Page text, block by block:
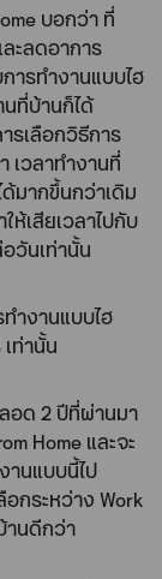
บอกว่า ที่
ะลดอาการ
ารทำงานแบบไฮ
ที่บ้านก็ได้
รเลือกวิธีการ
เวลาทำงานที่
มากขึ้นกว่าเดิม
ห้เสียเวลาไปกับ
วันเท่านั้น
ำงานแบบไฮ
ท่านั้น
อด 2 ปีที่ผ่านมา
Home และจะ
านแบบนี้ไป
กระหว่าง Work
านดีกว่า